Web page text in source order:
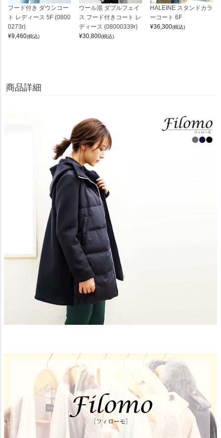
フード付き ダウンコー
ト レディース 5F (0800
0273r)
¥9,460(税込)
ウール混 ダブルフェイ
ス フード付きコート レ
ディース (08000339r)
¥30,800(税込)
HALEINE スタンドカラ
ーコート 6F
¥36,300(税込)
商品詳細